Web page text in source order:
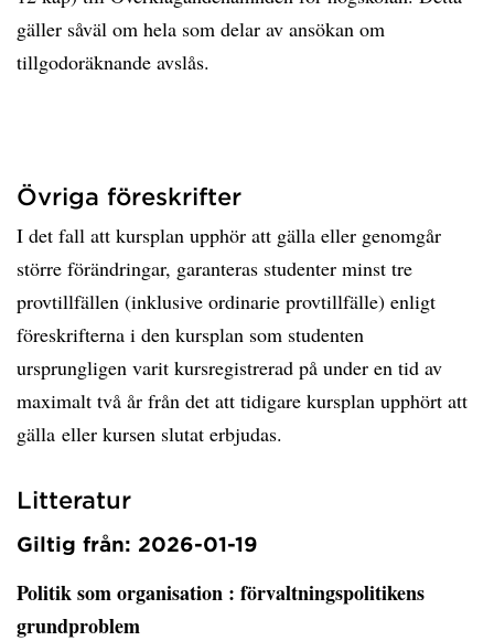
gäller såväl om hela som delar av ansökan om
tillgodoräknande avslås.
Övriga föreskrifter
I det fall att kursplan upphör att gälla eller genomgår
större förändringar, garanteras studenter minst tre
provtillfällen (inklusive ordinarie provtillfälle) enligt
föreskrifterna i den kursplan som studenten
ursprungligen varit kursregistrerad på under en tid av
maximalt två år från det att tidigare kursplan upphört att
gälla eller kursen slutat erbjudas.
Litteratur
Giltig från: 2026-01-19
Politik som organisation : förvaltningspolitikens
grundproblem